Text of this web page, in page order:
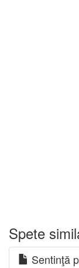
Spete
Sentinţă